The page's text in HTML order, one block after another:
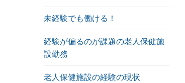
未経験でも働ける！
経験が偏るのが課題の老人保健施
設勤務
老人保健施設の経験の現状